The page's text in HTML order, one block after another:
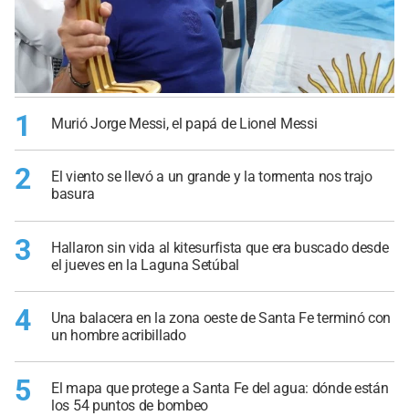
1 Murió Jorge Messi, el papá de Lionel Messi
2
El viento se llevó a un grande y la tormenta nos trajo
basura
3
Hallaron sin vida al kitesurfista que era buscado desde
el jueves en la Laguna Setúbal
4
Una balacera en la zona oeste de Santa Fe terminó con
un hombre acribillado
5
El mapa que protege a Santa Fe del agua: dónde están
los 54 puntos de bombeo